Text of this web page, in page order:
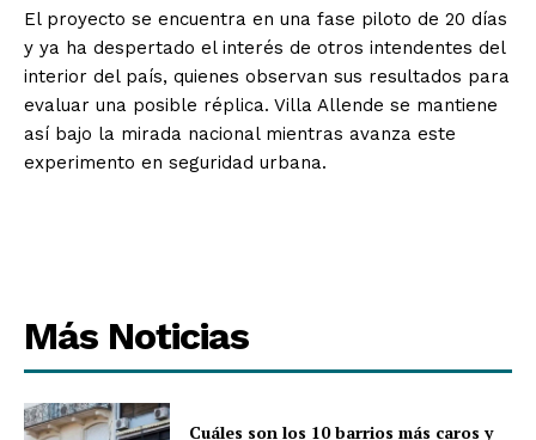
El proyecto se encuentra en una fase piloto de 20 días
y ya ha despertado el interés de otros intendentes del
interior del país, quienes observan sus resultados para
evaluar una posible réplica. Villa Allende se mantiene
así bajo la mirada nacional mientras avanza este
experimento en seguridad urbana.
Más Noticias
Cuáles son los 10 barrios más caros y